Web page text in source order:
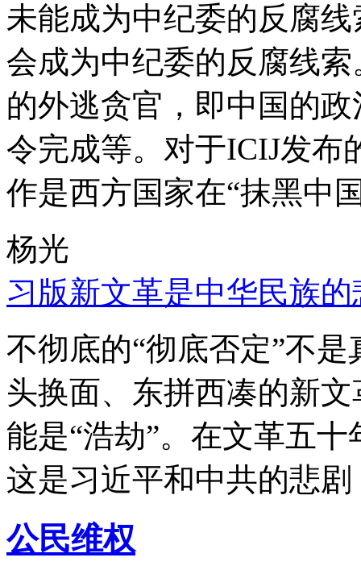
未能成为中纪委的反腐
会成为中纪委的反腐线
的外逃贪官，即中国的
令完成等。对于ICIJ发布
作是西方国家在“抹黑中
杨光
习版新文革是中华民族的
不彻底的“彻底否定”不
头换面、东拼西凑的新
能是“浩劫”。在文革五
这是习近平和中共的悲
公民维权